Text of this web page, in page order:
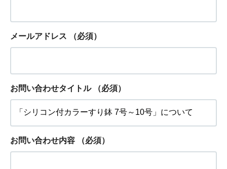
メールアドレス （必須）
お問い合わせタイトル （必須）
お問い合わせ内容 （必須）